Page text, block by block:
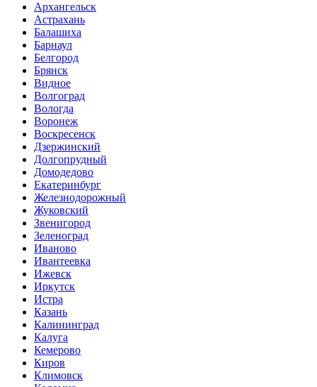
Архангельск
Астрахань
Балашиха
Барнаул
Белгород
Брянск
Видное
Волгоград
Вологда
Воронеж
Воскресенск
Дзержинский
Долгопрудный
Домодедово
Екатеринбург
Железнодорожный
Жуковский
Звенигород
Зеленоград
Иваново
Ивантеевка
Ижевск
Иркутск
Истра
Казань
Калининград
Калуга
Кемерово
Киров
Климовск